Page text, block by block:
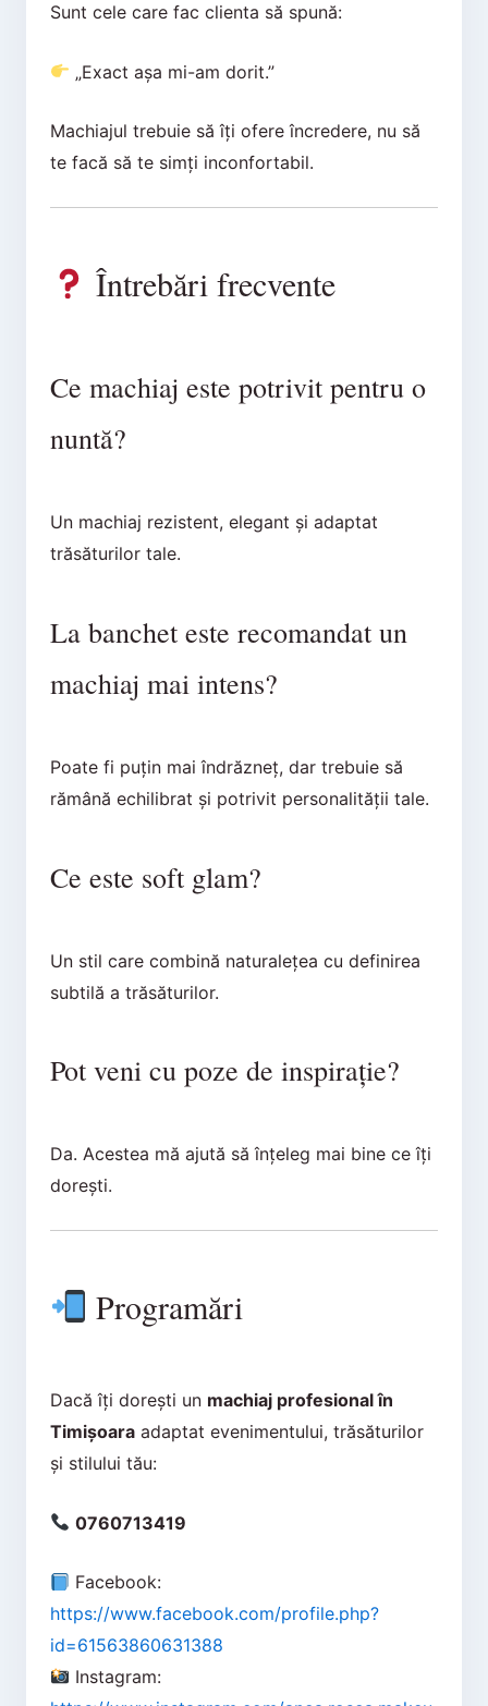
Sunt cele care fac clienta să spună:
„Exact așa mi-am dorit.”
Machiajul trebuie să îți ofere încredere, nu să
te facă să te simți inconfortabil.
Întrebări frecvente
Ce machiaj este potrivit pentru o
nuntă?
Un machiaj rezistent, elegant și adaptat
trăsăturilor tale.
La banchet este recomandat un
machiaj mai intens?
Poate fi puțin mai îndrăzneț, dar trebuie să
rămână echilibrat și potrivit personalității tale.
Ce este soft glam?
Un stil care combină naturalețea cu definirea
subtilă a trăsăturilor.
Pot veni cu poze de inspirație?
Da. Acestea mă ajută să înțeleg mai bine ce îți
dorești.
Programări
Dacă îți dorești un machiaj profesional în
Timișoaraadaptat evenimentului, trăsăturilor
și stilului tău:
0760713419
Facebook:
https://www.facebook.com/profile.php?
id=61563860631388
Instagram: